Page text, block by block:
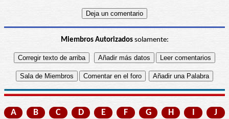
Miembros Autorizadossolamente:
A B C D E F G H
J